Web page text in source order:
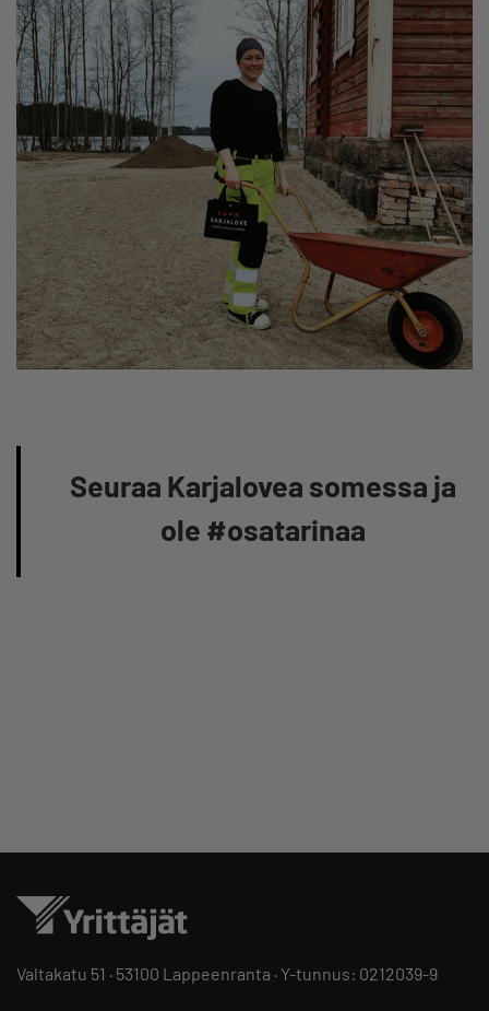
Seuraa Karjalovea somessa ja
ole #osatarinaa
Valtakatu 51 · 53100 Lappeenranta · Y-tunnus: 0212039-9